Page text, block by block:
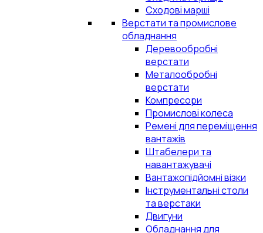
Сходові марші
Верстати та промислове
обладнання
Деревообробні
верстати
Металообробні
верстати
Компресори
Промислові колеса
Ремені для переміщення
вантажів
Штабелери та
навантажувачі
Вантажопідйомні візки
Інструментальні столи
та верстаки
Двигуни
Обладнання для